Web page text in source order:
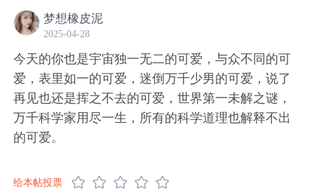
梦想橡皮泥
2025-04-28
今天的你也是宇宙独一无二的可爱，与众不同的可
爱，表里如一的可爱，迷倒万千少男的可爱，说了
再见也还是挥之不去的可爱，世界第一未解之谜，
万千科学家用尽一生，所有的科学道理也解释不出
的可爱。
给本帖投票